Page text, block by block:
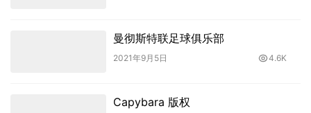
曼彻斯特联足球俱乐部
2021年9月5日 4.6K
Capybara 版权